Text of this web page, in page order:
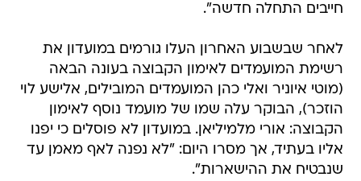
חייבים התחלה חדשה".
לאחר שבשבוע האחרון העלו גורמים במועדון את
רשימת המועמדים לאימון הקבוצה בעונה הבאה
(מוטי איוניר ואלי כהן המועמדים המובילים, אלישע לוי
הוזכר), הבוקר עלה שמו של מועמד נוסף לאימון
הקבוצה: אורי מלמיליאן. במועדון לא פוסלים כי יפנו
אליו בעתיד, אך מסרו היום: "לא נפנה לאף מאמן עד
שנבטיח את ההישארות".